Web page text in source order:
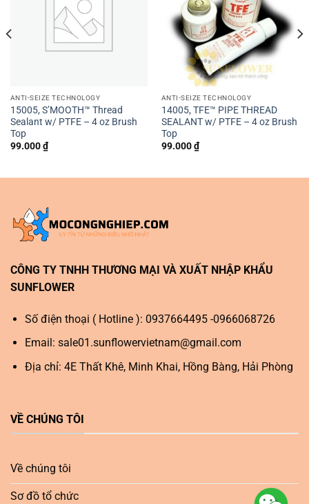
ANTI-SEIZE TECHNOLOGY
15005, S’MOOTH™ Thread
Sealant w/ PTFE – 4 oz Brush
Top
99.000₫
ANTI-SEIZE TECHNOLOGY
14005, TFE™ PIPE THREAD
SEALANT w/ PTFE – 4 oz Brush
Top
99.000₫
CÔNG TY TNHH THƯƠNG MẠI VÀ XUẤT NHẬP KHẨU
SUNFLOWER
Số điện thoại ( Hotline ): 0937664495 -0966068726
Email: sale01.sunflowervietnam@gmail.com
Địa chỉ: 4E Thất Khê, Minh Khai, Hồng Bàng, Hải Phòng
VỀ CHÚNG TÔI
Về chúng tôi
Sơ đồ tổ chức